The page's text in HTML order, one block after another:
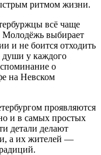
ритмом жизни.
всё чаще
выбирает
и не боится отходить
души у каждого
о
на Невском
проявляются
и в самых простых
детали делают
а их жителей —